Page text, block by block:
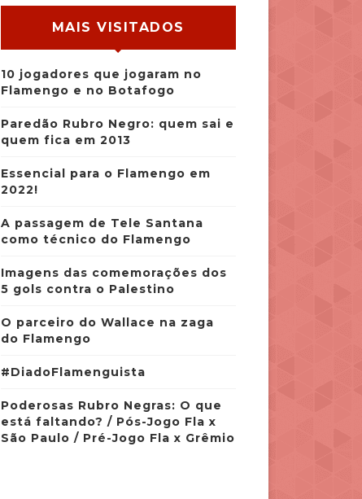
MAIS VISITADOS
10 jogadores que jogaram no
Flamengo e no Botafogo
Paredão Rubro Negro: quem sai e
quem fica em 2013
Essencial para o Flamengo em
2022!
A passagem de Tele Santana
como técnico do Flamengo
Imagens das comemorações dos
5 gols contra o Palestino
O parceiro do Wallace na zaga
do Flamengo
#DiadoFlamenguista
Poderosas Rubro Negras: O que
está faltando? / Pós-Jogo Fla x
São Paulo / Pré-Jogo Fla x Grêmio